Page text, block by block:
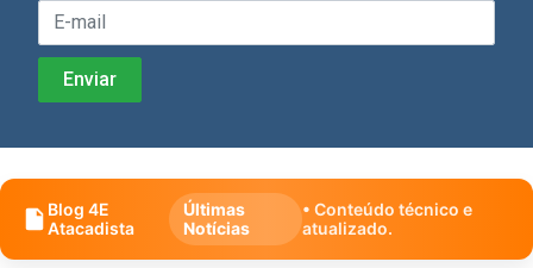
Blog 4E
Atacadista
Últimas
Notícias
• Conteúdo técnico e
atualizado.